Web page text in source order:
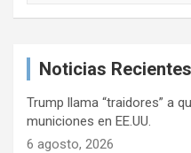
Noticias Recientes
Trump llama “traidores” a
municiones en EE.UU.
6 agosto, 2026